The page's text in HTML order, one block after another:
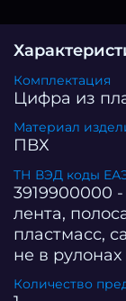
см и
ПВХ.
сохраняют
для
фотозоны и
днях
событиях, а
салонов, кафе
пространств.
создавать
надписи и
Крепление
или другие
Комплектация
Цифра из
Материал
ПВХ
ТН ВЭД коды
3919900000
лента,
пластмасс,
не в рулонах
Количество